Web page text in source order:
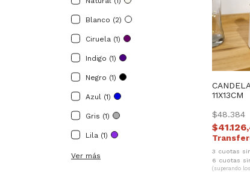
Blanco (2)
Ciruela (1)
Indigo (1)
Negro (1)
Azul (1)
Gris (1)
Lila (1)
Ver más
11X13CM
$48.384
3 cuotas
6 cuotas
(superando